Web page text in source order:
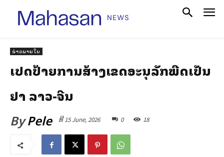
ຂ່າວພາຍໃນ
ເປີດປ້າຍການສ້າງເຂດອະນຸລັກພືດເປັນ
ຢາ ລາວ-ຈີນ
ByPele ທີ 15 June, 2026 0 18